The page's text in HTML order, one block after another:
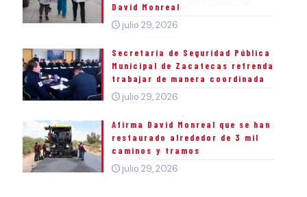
David Monreal
julio 29, 2026
Secretaría de Seguridad Pública
Municipal de Zacatecas refrenda
trabajar de manera coordinada
julio 29, 2026
Afirma David Monreal que se han
restaurado alrededor de 3 mil
caminos y tramos
julio 29, 2026